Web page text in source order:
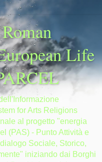
Life
for Arts Religions
al progetto "energia
(PAS) - Punto Attività e
Sociale, Storico,
iniziando dai Borghi